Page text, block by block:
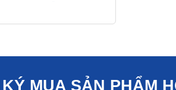
MUA SẢN PHẨM